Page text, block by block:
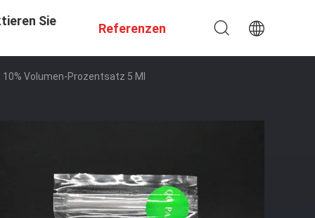
Sie
Referenzen
Volumen-Prozentsatz 5 Ml